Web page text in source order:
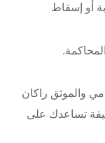
أو إسقاط
والموثق راكان
تساعدك على